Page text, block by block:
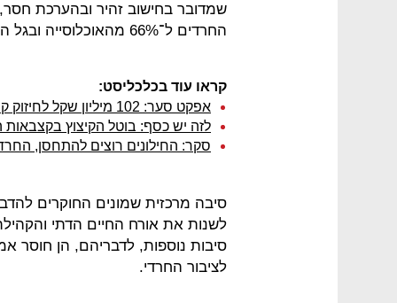
שמדובר בחישוב זהיר ובהערכת חסר,
החרדים ל־66% מהאוכלוסייה ובגל השני ל־33%.
קראו עוד בכלכליסט:
אפקט סער: 102 מיליון שקל לחיזוק קשרי נתניהו והחרדים
לזה יש כסף: בוטל הקיצוץ בקצבאות
סקר: החילונים רוצים להתחסן,
סיבה מרכזית שמונים החוקרים
לשנות את אורח החיים הדתי
סיבות נוספות, לדבריהם, הן חוסר
לציבור החרדי.